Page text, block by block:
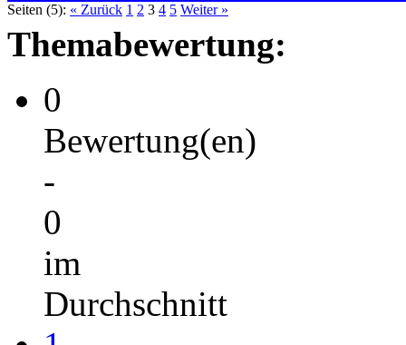
Seiten (5): « Zurück 1 2 3 4 5 Weiter »
Themabewertung:
0
Bewertung(en)
-
0
im
Durchschnitt